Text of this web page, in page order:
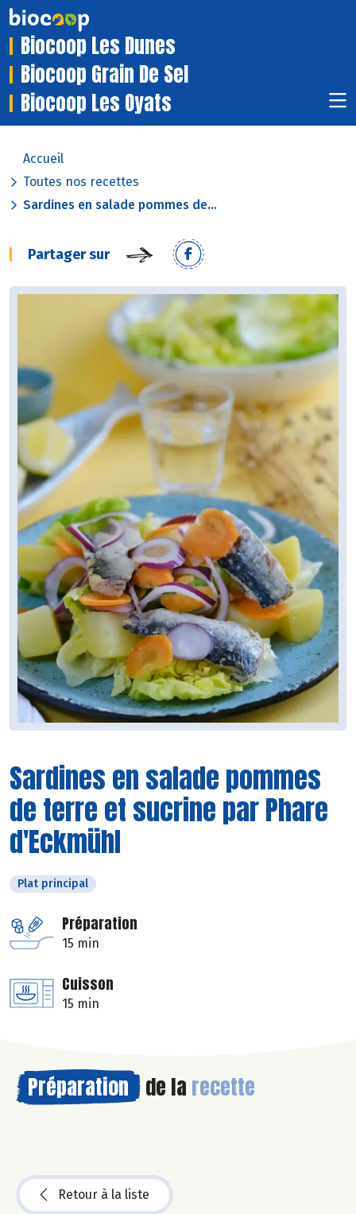
Biocoop Les Dunes
Biocoop Grain De Sel
Biocoop Les Oyats
Accueil
Toutes nos recettes
Sardines en salade pommes de...
Partager sur
Sardines en salade pommes
de terre et sucrine par Phare
d'Eckmühl
Plat principal
Préparation
15 min
Cuisson
15 min
Préparation de la recette
Retour à la liste